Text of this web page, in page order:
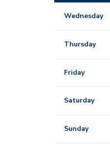
Wednesday
Thursday
Friday
Saturday
Sunday